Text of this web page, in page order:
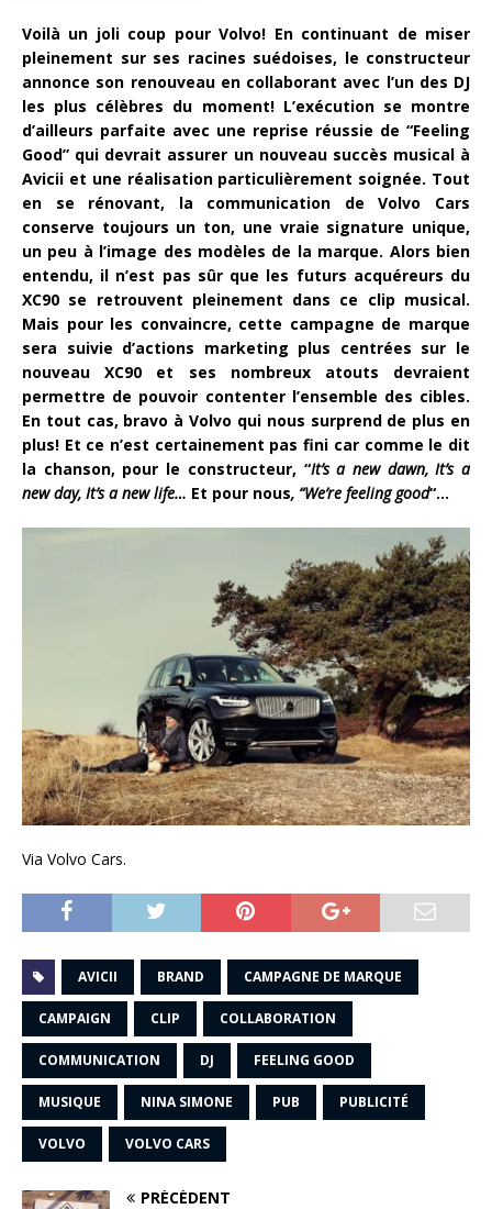
Voilà un joli coup pour Volvo! En continuant de miser
pleinement sur ses racines suédoises, le constructeur
annonce son renouveau en collaborant avec l’un des DJ
les plus célèbres du moment! L’exécution se montre
d’ailleurs parfaite avec une reprise réussie de “Feeling
Good” qui devrait assurer un nouveau succès musical à
Avicii et une réalisation particulièrement soignée. Tout
en se rénovant, la communication de Volvo Cars
conserve toujours un ton, une vraie signature unique,
un peu à l’image des modèles de la marque. Alors bien
entendu, il n’est pas sûr que les futurs acquéreurs du
XC90 se retrouvent pleinement dans ce clip musical.
Mais pour les convaincre, cette campagne de marque
sera suivie d’actions marketing plus centrées sur le
nouveau XC90 et ses nombreux atouts devraient
permettre de pouvoir contenter l’ensemble des cibles.
En tout cas, bravo à Volvo qui nous surprend de plus en
plus! Et ce n’est certainement pas fini car comme le dit
la chanson, pour le constructeur, “It’s a new dawn, It’s a
new day, It’s a new life… Et pour nous, “We’re feeling good“…
Via Volvo Cars.
AVICII BRAND CAMPAGNE DE MARQUE
CAMPAIGN CLIP COLLABORATION
COMMUNICATION DJ FEELING GOOD
MUSIQUE NINA SIMONE PUB PUBLICITÉ
VOLVO VOLVO CARS
PRÉCÉDENT